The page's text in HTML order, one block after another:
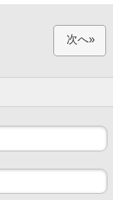
次へ»